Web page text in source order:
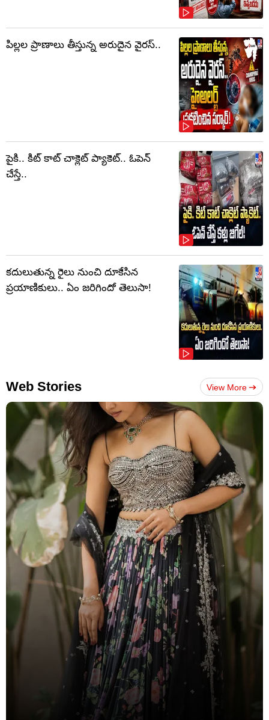
పిల్లల ప్రాణాలు తీస్తున్న అరుదైన వైరస్..
పైకి.. కిట్‌ కాట్‌ చాక్లెట్ ప్యాకెట్‌.. ఓపెన్‌
చేస్తే..
కదులుతున్న రైలు నుంచి దూకేసిన
ప్రయాణికులు.. ఏం జరిగిందో తెలుసా!
Web Stories View More